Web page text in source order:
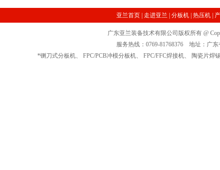
亚兰首页 走进亚兰 分板机 热压机
广东亚兰装备技术有限公司版权所有 @
服务热线：0769-81768376 地址：广
*铡刀式分板机、 FPC/PCB冲模分板机、 FPC/FFC焊接机、 陶瓷片焊